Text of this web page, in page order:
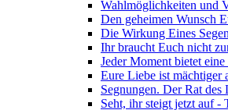
Wahlmöglichkeiten und
Den geheimen Wunsch
Die Wirkung Eines
Ihr braucht Euch nicht
Jeder Moment bietet
Eure Liebe ist mächtiger
Segnungen. Der Rat
Seht, ihr steigt jetzt auf -